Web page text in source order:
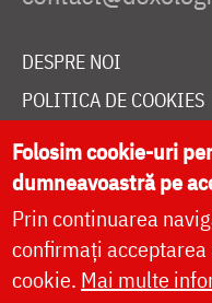
DESPRE NOI
POLITICA DE COOKIES
DONEAZĂ ONLINE
LIVE
Folosim cookie-uri
dumneavoastră pe
Prin continuarea
confirmați
cookie. Mai multe